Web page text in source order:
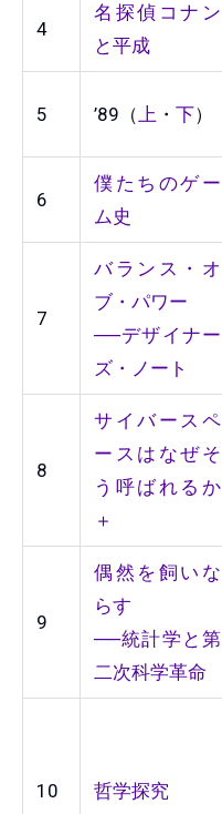
4
名探偵コナン
と平成
5 ’89（上 ・ 下）
6
僕たちのゲー
ム史
7
バランス・オ
ブ・パワー
──デザイナー
ズ・ノート
8
サイバースペ
ースはなぜそ
う呼ばれるか
＋
9
偶然を飼いな
らす
──統計学と第
二次科学革命
10 哲学探究